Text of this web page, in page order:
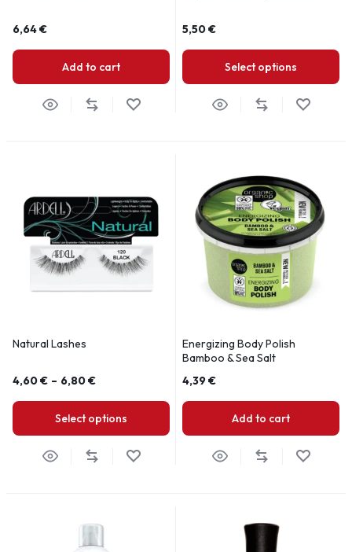
6,64€
Add to cart
5,50€
Select options
Natural Lashes
4,60€ – 6,80€
Select options
Energizing Body Polish
Bamboo & Sea Salt
4,39€
Add to cart